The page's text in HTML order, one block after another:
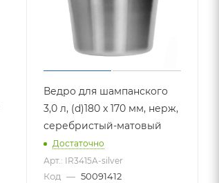
Ведро для шампанского
3,0 л, (d)180 x 170 мм, нерж,
серебристый-матовый
Достаточно
Арт.: IR3415A-silver
Код — 50091412